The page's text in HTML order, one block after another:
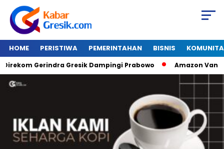
HOME PERISTIWA PEMERINTAHAN BISNIS
Gerindra Gresik Dampingi Prabowo Amazon Van Java